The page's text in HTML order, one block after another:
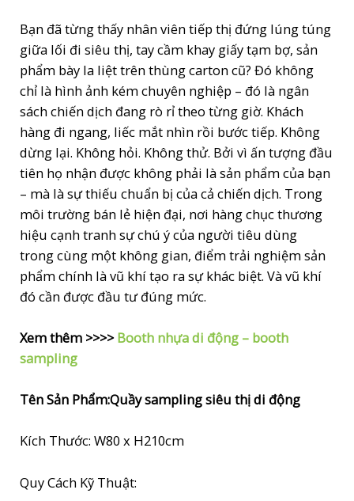
Bạn đã từng thấy nhân viên tiếp thị đứng lúng túng
giữa lối đi siêu thị, tay cầm khay giấy tạm bợ, sản
phẩm bày la liệt trên thùng carton cũ? Đó không
chỉ là hình ảnh kém chuyên nghiệp – đó là ngân
sách chiến dịch đang rò rỉ theo từng giờ. Khách
hàng đi ngang, liếc mắt nhìn rồi bước tiếp. Không
dừng lại. Không hỏi. Không thử. Bởi vì ấn tượng đầu
tiên họ nhận được không phải là sản phẩm của bạn
– mà là sự thiếu chuẩn bị của cả chiến dịch. Trong
môi trường bán lẻ hiện đại, nơi hàng chục thương
hiệu cạnh tranh sự chú ý của người tiêu dùng
trong cùng một không gian, điểm trải nghiệm sản
phẩm chính là vũ khí tạo ra sự khác biệt. Và vũ khí
đó cần được đầu tư đúng mức.
Xem thêm >>>>Booth nhựa di động – booth
sampling
Tên Sản Phẩm:Quầy sampling siêu thị di động
Kích Thước: W80 x H210cm
Quy Cách Kỹ Thuật: